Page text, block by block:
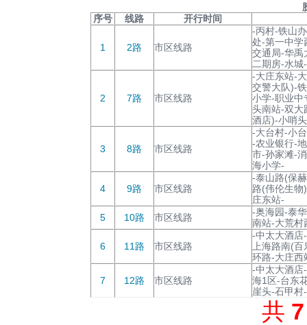
序号
线路 开行时间
1 2路 市区线路
-丙村-铁山
处-第一中学
交通局-华禹
二期房-水城
2 7路 市区线路
-大庄东站-
交警大队)-
小学-职业中
头南站-双大
酒店)-小哨
3 8路 市区线路
-大台村-小
-农业银行-
市-孙家滩-
海小学-
4 9路 市区线路
-泰山路(保
路(伟伦生
庄东站-
5
10路 市区线路
-奥海园-泰
南站-大荒村
6 11路 市区线路
-中太大酒店
上海路南(
环路-大庄西
7 12路 市区线路
-中太大酒店
海1区-台东
崖头-石甲
共